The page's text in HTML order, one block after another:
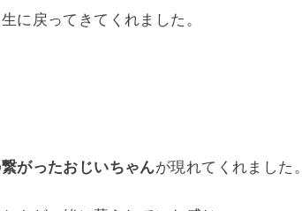
に戻ってきてくれました。
がったおじいちゃんが現れてくれました。